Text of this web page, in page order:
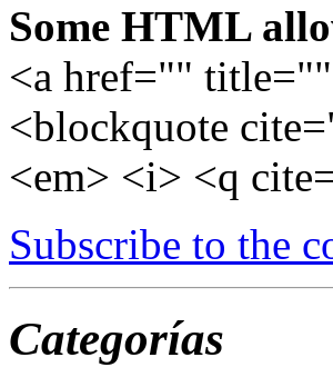
Some HTML
<a href=""
<blockquote
<em> <i> <q
Subscribe to the
Categorías